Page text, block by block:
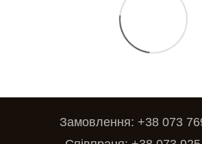
Замовлення: +38 073